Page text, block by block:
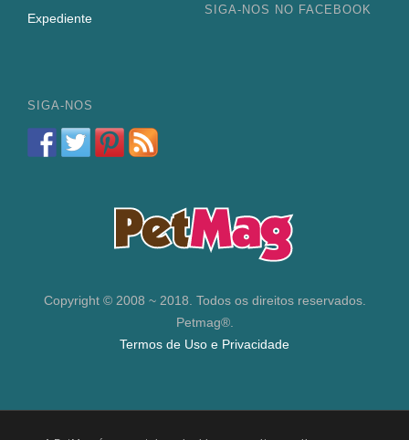
Expediente
SIGA-NOS NO FACEBOOK
SIGA-NOS
Copyright © 2008 ~ 2018. Todos os direitos reservados.
Petmag®.
Termos de Uso e Privacidade